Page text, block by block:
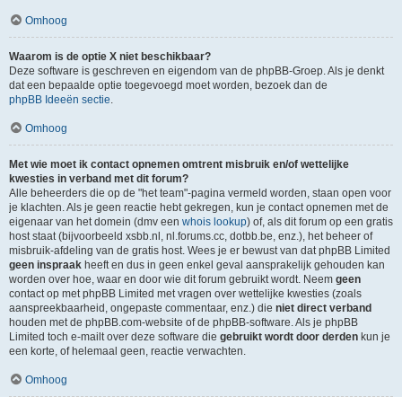
Omhoog
Waarom is de optie X niet beschikbaar?
Deze software is geschreven en eigendom van de phpBB-Groep. Als je denkt
dat een bepaalde optie toegevoegd moet worden, bezoek dan de
phpBB Ideeën sectie.
Omhoog
Met wie moet ik contact opnemen omtrent misbruik en/of wettelijke
kwesties in verband met dit forum?
Alle beheerders die op de "het team"-pagina vermeld worden, staan open voor
je klachten. Als je geen reactie hebt gekregen, kun je contact opnemen met de
eigenaar van het domein (dmv een whois lookup) of, als dit forum op een gratis
host staat (bijvoorbeeld xsbb.nl, nl.forums.cc, dotbb.be, enz.), het beheer of
misbruik-afdeling van de gratis host. Wees je er bewust van dat phpBB Limited
geen inspraak heeft en dus in geen enkel geval aansprakelijk gehouden kan
worden over hoe, waar en door wie dit forum gebruikt wordt. Neem geen
contact op met phpBB Limited met vragen over wettelijke kwesties (zoals
aanspreekbaarheid, ongepaste commentaar, enz.) die niet direct verband
houden met de phpBB.com-website of de phpBB-software. Als je phpBB
Limited toch e-mailt over deze software die gebruikt wordt door derden kun je
een korte, of helemaal geen, reactie verwachten.
Omhoog